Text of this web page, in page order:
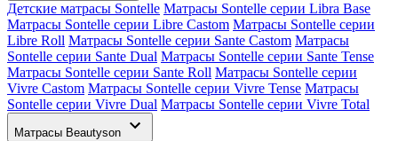
Детские матрасы Sontelle Матрасы Sontelle серии Libra Base
Матрасы Sontelle серии Libre Castom Матрасы Sontelle серии
Libre Roll Матрасы Sontelle серии Sante Castom Матрасы
Sontelle серии Sante Dual Матрасы Sontelle серии Sante Tense
Матрасы Sontelle серии Sante Roll Матрасы Sontelle серии
Vivre Castom Матрасы Sontelle серии Vivre Tense Матрасы
Sontelle серии Vivre Dual Матрасы Sontelle серии Vivre Total
Матрасы Beautyson